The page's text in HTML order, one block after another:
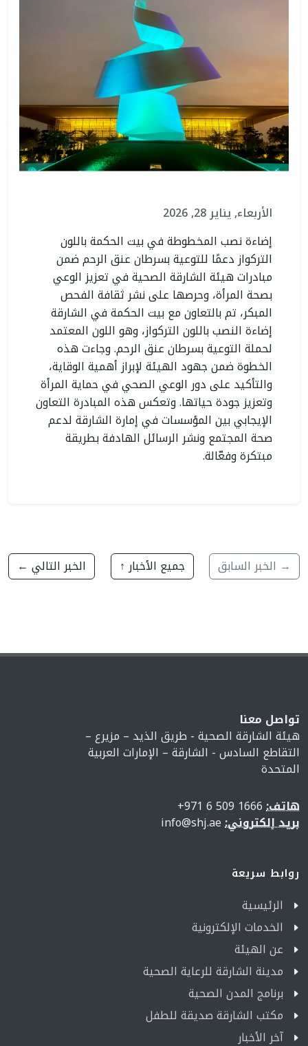
الأربعاء, يناير 28, 2026
إضاءة نصب المخطوطة في بيت الحكمة باللون
التركواز دعمًا للتوعية بسرطان عنق الرحم ضمن
مبادرات هيئة الشارقة الصحية في تعزيز الوعي
بصحة المرأة، وحرصها على نشر ثقافة الفحص
المبكر، تم بالتعاون مع بيت الحكمة في الشارقة
إضاءة النصب باللون التركواز، وهو اللون المعتمد
لحملة التوعية بسرطان عنق الرحم. وجاءت هذه
الخطوة ضمن جهود الهيئة لإبراز أهمية الوقاية،
والتأكيد على دور الوعي الصحي في حماية المرأة
وتعزيز جودة حياتها. وتعكس هذه المبادرة التعاون
الإيجابي بين المؤسسات في إمارة الشارقة لدعم
صحة المجتمع ونشر الرسائل الهادفة بطريقة
مبتكرة وفعّالة.
→ الخبر السابق جميع الأخبار ↑ الخبر التالي ←
تواصل معنا
هيئة الشارقة الصحية - طريق الذيد – مزيرع –
التقاطع السادس - الشارقة – الإمارات العربية
المتحدة
هاتف:
بريد إلكتروني:
روابط سريعة
الرئيسية
الخدمات الإلكترونية
عن الهيئة
مدينة الشارقة للرعاية الصحية
برنامج المدن الصحية
مكتب الشارقة صديقة للطفل
آخر الأخبار